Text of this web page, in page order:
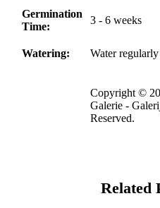
Germination
Time:
3 - 6 weeks
Watering: Water
Copyright ©
Galerie -
Reserved.
Related